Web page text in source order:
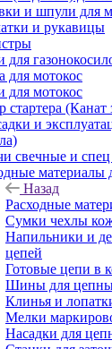
и шпули для
и рукавицы
для мотокос
для мотокос
(Канат
и
свечные и
материалы
Назад
Расходные
Сумки чехлы
Напильники и
цепей
Готовые цепи в
Шины для
Клинья и
Мелки
Насадки для